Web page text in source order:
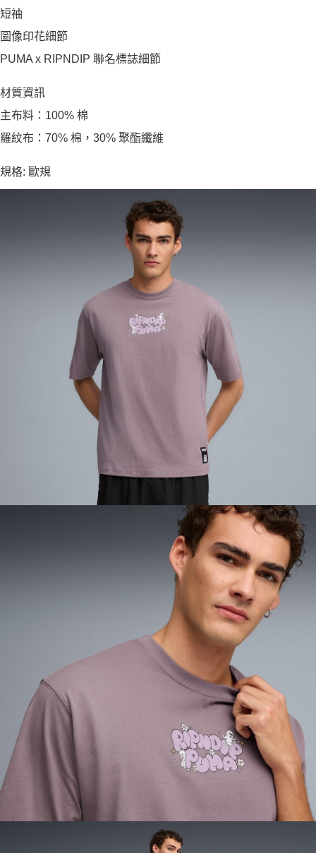
短袖
圖像印花細節
PUMA x RIPNDIP 聯名標誌細節
材質資訊
主布料：100% 棉
羅紋布：70% 棉，30% 聚酯纖維
規格: 歐規